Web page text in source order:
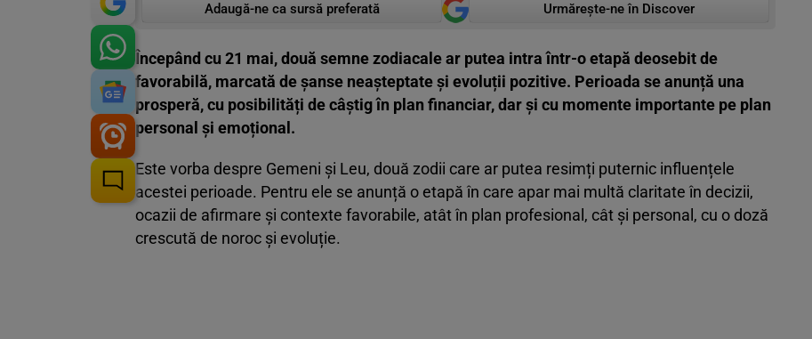
Adaugă-ne ca sursă preferată Urmărește-ne în Discover
Începând cu 21 mai, două semne zodiacale ar putea intra într-o etapă deosebit de
favorabilă, marcată de șanse neașteptate și evoluții pozitive. Perioada se anunță una
prosperă, cu posibilități de câștig în plan financiar, dar și cu momente importante pe plan
personal și emoțional.
Este vorba despre Gemeni și Leu, două zodii care ar putea resimți puternic influențele
acestei perioade. Pentru ele se anunță o etapă în care apar mai multă claritate în decizii,
ocazii de afirmare și contexte favorabile, atât în plan profesional, cât și personal, cu o doză
crescută de noroc și evoluție.